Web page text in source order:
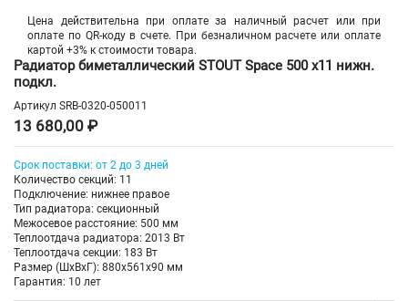
Цена действительна при оплате за наличный расчет или при
оплате по QR-коду в счете. При безналичном расчете или оплате
картой +3% к стоимости товара.
Радиатор биметаллический STOUT Space 500 х11 нижн.
подкл.
Артикул SRB-0320-050011
13 680,00 ₽
Срок поставки: от 2 до 3 дней
Количество секций: 11
Подключение: нижнее правое
Тип радиатора: секционный
Межосевое расстояние: 500 мм
Теплоотдача радиатора: 2013 Вт
Теплоотдача секции: 183 Вт
Размер (ШхВхГ): 880х561х90 мм
Гарантия: 10 лет